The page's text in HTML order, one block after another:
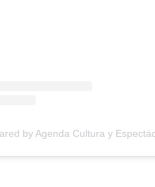
by Agenda Cultura y